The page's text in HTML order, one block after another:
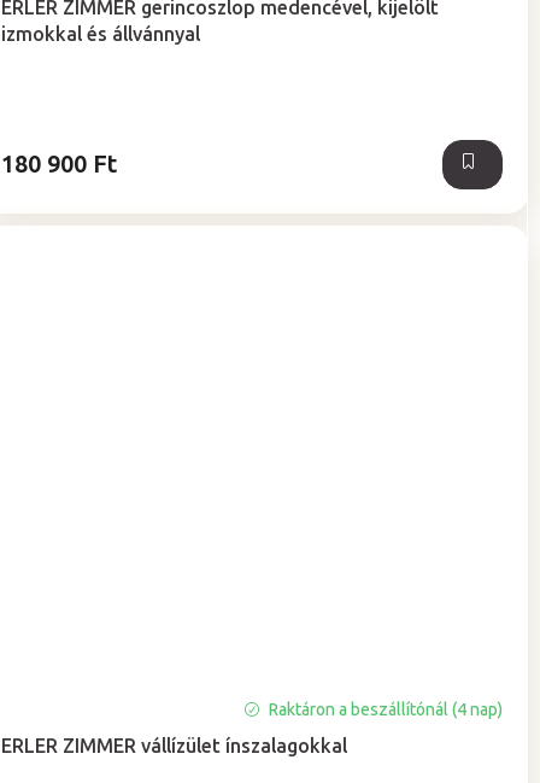
ERLER ZIMMER gerincoszlop medencével, kijelölt
izmokkal és állvánnyal
180 900 Ft
ERLER ZIMMER vállízület ínszalagokkal
Raktáron a beszállítónál (4 nap)